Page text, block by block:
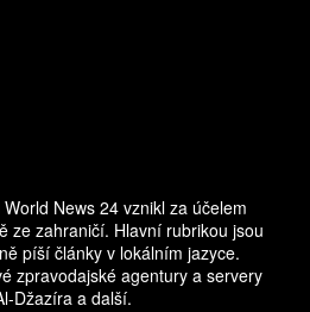
News 24 vznikl za účelem
ze zahraničí. Hlavní rubrikou jsou
píší články v lokálním jazyce.
zpravodajské agentury a servery
Džazíra a další.